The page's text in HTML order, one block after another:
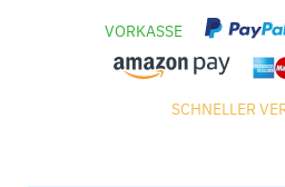
VORKASSE
SCHNELLER